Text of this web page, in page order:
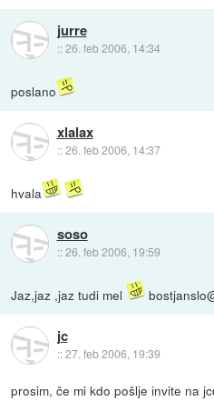
jurre
::26. feb 2006, 14:34
poslano
xlalax
::26. feb 2006, 14:37
hvala
soso
::26. feb 2006, 19:59
Jaz,jaz ,jaz tudi mel
jc
::27. feb 2006, 19:39
prosim, če mi kdo pošlje invite na